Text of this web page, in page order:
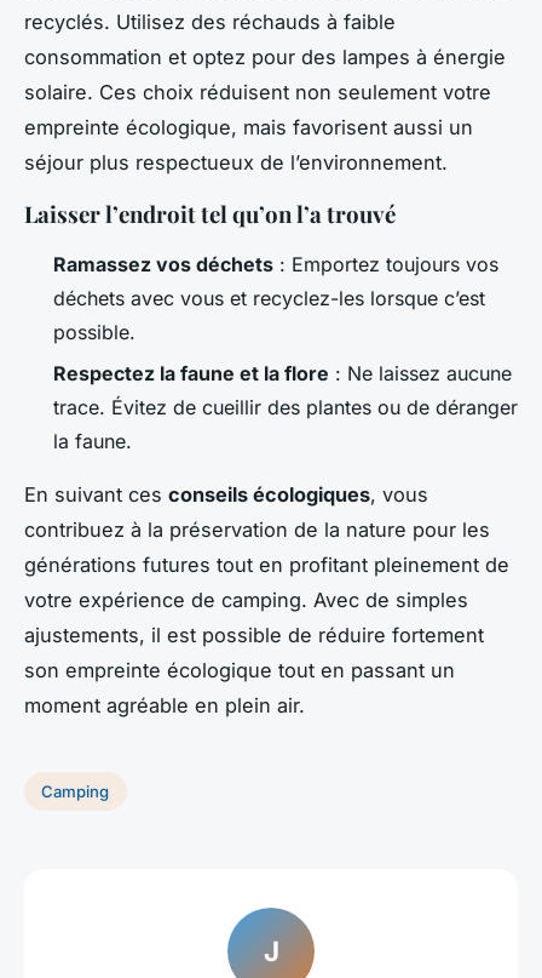
recyclés. Utilisez des réchauds à faible
consommation et optez pour des lampes à énergie
solaire. Ces choix réduisent non seulement votre
empreinte écologique, mais favorisent aussi un
séjour plus respectueux de l’environnement.
Laisser l’endroit tel qu’on l’a trouvé
Ramassez vos déchets : Emportez toujours vos
déchets avec vous et recyclez-les lorsque c’est
possible.
Respectez la faune et la flore : Ne laissez aucune
trace. Évitez de cueillir des plantes ou de déranger
la faune.
En suivant ces conseils écologiques, vous
contribuez à la préservation de la nature pour les
générations futures tout en profitant pleinement de
votre expérience de camping. Avec de simples
ajustements, il est possible de réduire fortement
son empreinte écologique tout en passant un
moment agréable en plein air.
Camping
J